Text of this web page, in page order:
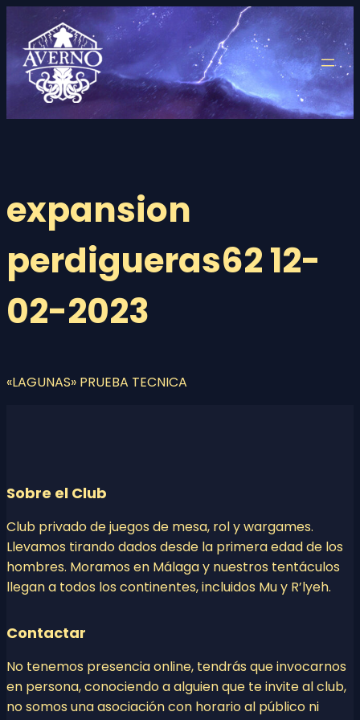
contenido
expansion
perdigueras62 12-
02-2023
«LAGUNAS» PRUEBA TECNICA
Sobre el Club
Club privado de juegos de mesa, rol y wargames.
Llevamos tirando dados desde la primera edad de los
hombres. Moramos en Málaga y nuestros tentáculos
llegan a todos los continentes, incluidos Mu y R’lyeh.
Contactar
No tenemos presencia online, tendrás que invocarnos
en persona, conociendo a alguien que te invite al club,
no somos una asociación con horario al público ni